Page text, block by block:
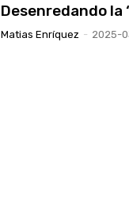
Desenredando la
Matias Enríquez - 2025-